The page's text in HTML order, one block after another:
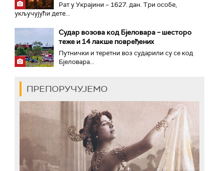
Рат у Украјини – 1627. дан. Три особе,
укључујући дете...
Судар возова код Бјеловара – шесторо
теже и 14 лакше повређених
Путнички и теретни воз сударили су се код
Бјеловара...
ПРЕПОРУЧУЈЕМО